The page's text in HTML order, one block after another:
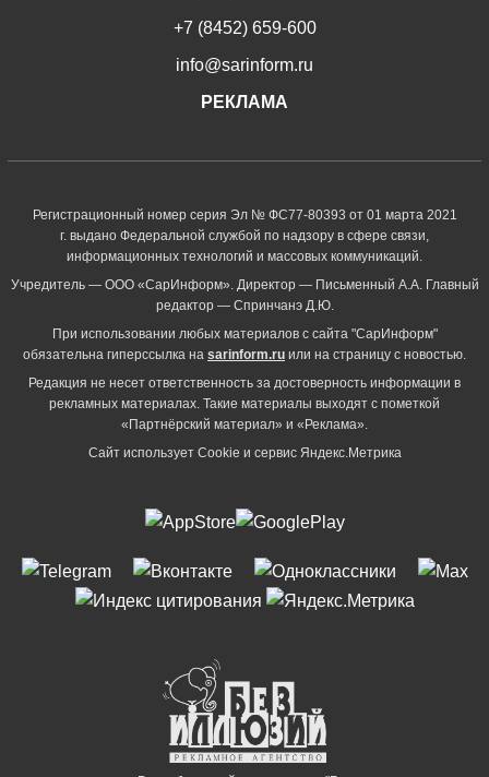
+7 (8452) 659-600
info@sarinform.ru
РЕКЛАМА
Регистрационный номер серия Эл № ФС77-80393 от 01 марта 2021
г. выдано Федеральной службой по надзору в сфере связи,
информационных технологий и массовых коммуникаций.
Учредитель — ООО «СарИнформ». Директор — Письменный А.А. Главный
редактор — Спринчанэ Д.Ю.
При использовании любых материалов с сайта "СарИнформ"
обязательна гиперссылка на sarinform.ru или на страницу с новостью.
Редакция не несет ответственность за достоверность информации в
рекламных материалах. Такие материалы выходят с пометкой
«Партнёрский материал» и «Реклама».
Сайт использует Cookie и сервиc Яндекс.Метрика